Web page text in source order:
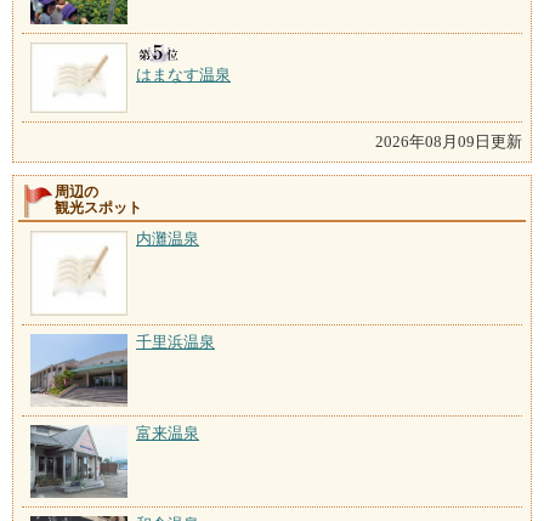
はまなす温泉
2026年08月09日更新
周辺の
観光スポット
内灘温泉
千里浜温泉
富来温泉